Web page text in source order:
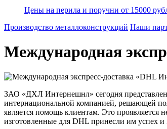
Цены на перила и поручни от 15000
Производство металлоконструкций Наши
Международная
ЗАО «ДХЛ Интернешнл» сегодня представлено
интернациональной компанией, решающей
является помощь клиентам. Это проявляется
изготовленные для DHL принесли им успех и